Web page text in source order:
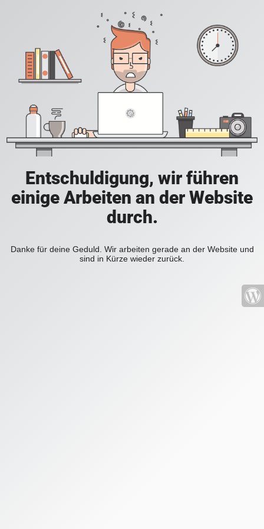
Entschuldigung, wir führen
einige Arbeiten an der Website
durch.
Danke für deine Geduld. Wir arbeiten gerade an der Website und
sind in Kürze wieder zurück.